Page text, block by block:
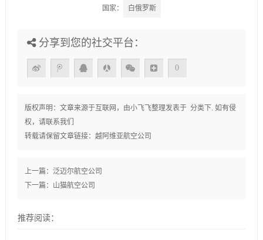
国家： 白俄罗斯
分享到您的社交平台：
0
版权声明：文章来源于互联网，由小飞飞整理发表于 分类下. 如有侵
权，请联系我们
转载请保留文章链接： 越阿维亚航空公司
上一篇： 泛迈尔航空公司
下一篇： 山猫航空公司
推荐阅读：